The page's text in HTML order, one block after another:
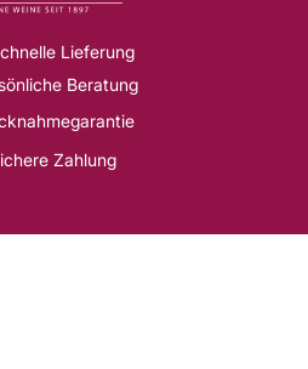
Lieferung
Beratung
Zahlung